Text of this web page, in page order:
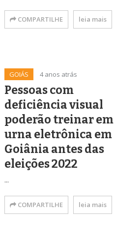
COMPARTILHE leia mais
GOIÁS 4 anos atrás
Pessoas com
deficiência visual
poderão treinar em
urna eletrônica em
Goiânia antes das
eleições 2022
...
COMPARTILHE leia mais